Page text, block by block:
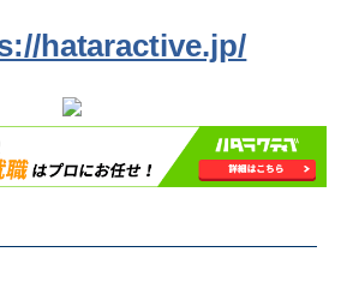
hataractive.jp/